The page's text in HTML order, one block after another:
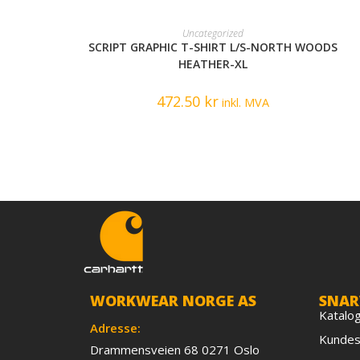
READ MORE
Uncategorized
SCRIPT GRAPHIC T-SHIRT L/S-NORTH WOODS
HEATHER-XL
472.50 kr inkl. MVA
WORKWEAR NORGE AS
Adresse:
Drammensveien 68 0271 Oslo